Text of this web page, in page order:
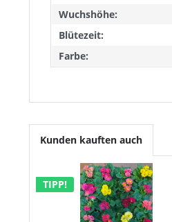
Wuchshöhe:
Blütezeit:
Farbe:
Kunden kauften auch
TIPP!